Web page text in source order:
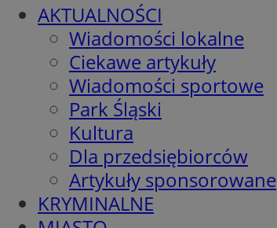
AKTUALNOŚCI
Wiadomości lokalne
Ciekawe artykuły
Wiadomości sportowe
Park Śląski
Kultura
Dla przedsiębiorców
Artykuły sponsorowane
KRYMINALNE